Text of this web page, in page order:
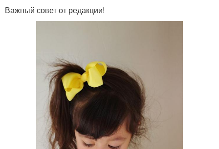
Важный совет от редакции!